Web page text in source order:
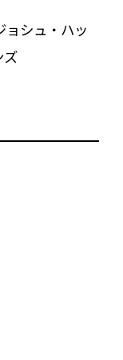
ョシュ・ハッ
ズ